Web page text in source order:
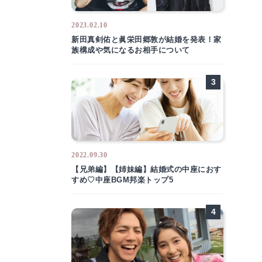
2023.02.10
新田真剣佑と眞栄田郷敦が結婚を発表！家
族構成や気になるお相手について
2022.09.30
【兄弟編】【姉妹編】結婚式の中座におす
すめ♡中座BGM邦楽トップ5